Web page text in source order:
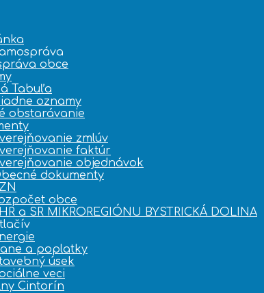
obce
Tabuľa
oznamy
obstarávanie
zmlúv
faktúr
objednávok
dokumenty
obce
a SR MIKROREGIÓNU BYSTRICKÁ DOLINA
a poplatky
úsek
veci
Cintorín